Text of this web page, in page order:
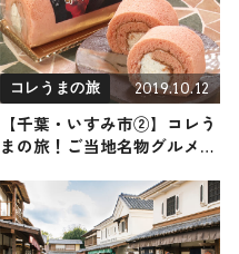
コレうまの旅 2019.10.12
【千葉・いすみ市②】コレう
まの旅！ご当地名物グルメを